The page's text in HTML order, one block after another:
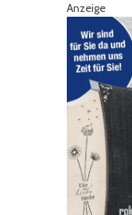
Anzeige